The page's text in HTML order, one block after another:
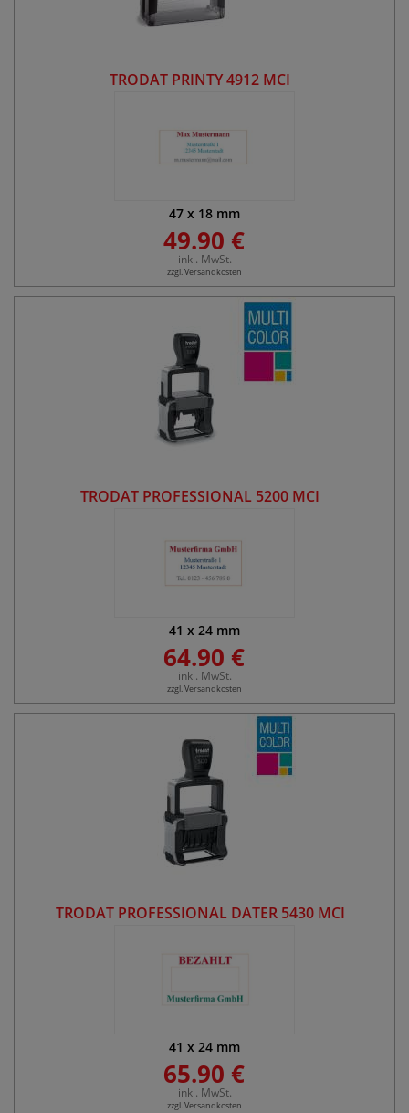
TRODAT PRINTY 4912 MCI
47 x 18 mm
49.90 €
inkl. MwSt.
zzgl. Versandkosten
TRODAT PROFESSIONAL 5200 MCI
41 x 24 mm
64.90 €
inkl. MwSt.
zzgl. Versandkosten
TRODAT PROFESSIONAL DATER 5430 MCI
41 x 24 mm
65.90 €
inkl. MwSt.
zzgl. Versandkosten